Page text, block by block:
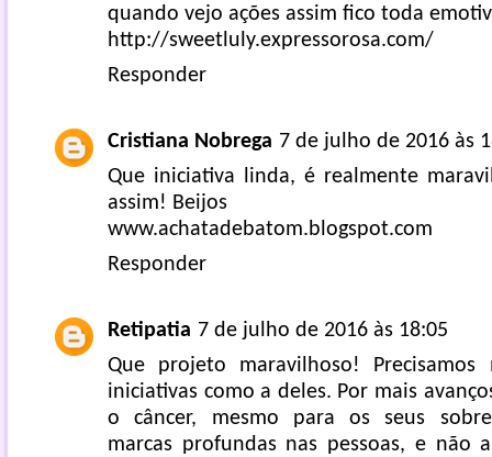
quando vejo ações assim fico toda
http://sweetluly.expressorosa.com/
Responder
Cristiana Nobrega 7 de julho de 2016 às
Que iniciativa linda, é realmente
assim! Beijos
www.achatadebatom.blogspot.com
Responder
Retipatia 7 de julho de 2016 às 18:05
Que projeto maravilhoso!
iniciativas como a deles. Por mais
o câncer, mesmo para os seus
marcas profundas nas pessoas, e não